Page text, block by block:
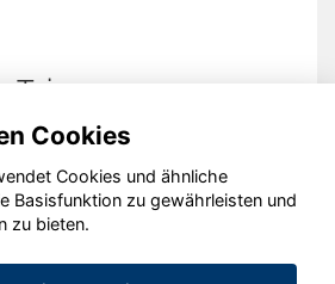
GmbH 2020 - 2026
Cookies
Cookies und ähnliche
Basisfunktion zu gewährleisten und
zu bieten.